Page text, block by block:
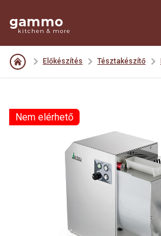
gammo
kitchen & more
Előkészítés Tésztakészítő
Nem elérhető